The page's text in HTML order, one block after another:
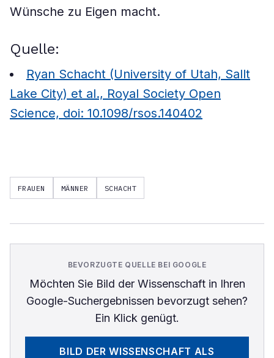
Wünsche zu Eigen macht.
Quelle:
Ryan Schacht (University of Utah, Sallt
Lake City) et al., Royal Society Open
Science, doi: 10.1098/rsos.140402
FRAUEN MÄNNER SCHACHT
BEVORZUGTE QUELLE BEI GOOGLE
Möchten Sie Bild der Wissenschaftin Ihren
Google-Suchergebnissen bevorzugt sehen?
Ein Klick genügt.
BILD DER WISSENSCHAFT ALS